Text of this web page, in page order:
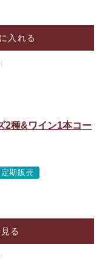
入れる
種&ワイン1本コー
定期販売
る